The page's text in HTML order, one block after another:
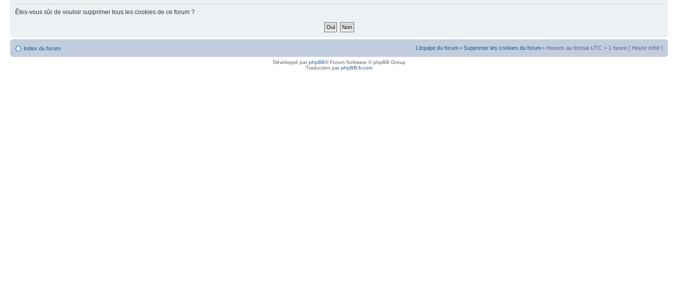
Êtes-vous sûr de vouloir supprimer tous les cookies de ce forum ?
Index du forum L’équipe du forum • Supprimer les cookies du forum • Heures au format UTC + 1 heure [ Heure d’été ]
Développé parphpBB® Forum Software © phpBB Group
Traduction parphpBB-fr.com